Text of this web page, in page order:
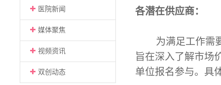
医院新闻
媒体聚焦
视频资讯
双创动态
各潜在供应商：
为满足工作需
旨在深入了解市场
单位报名参与。具